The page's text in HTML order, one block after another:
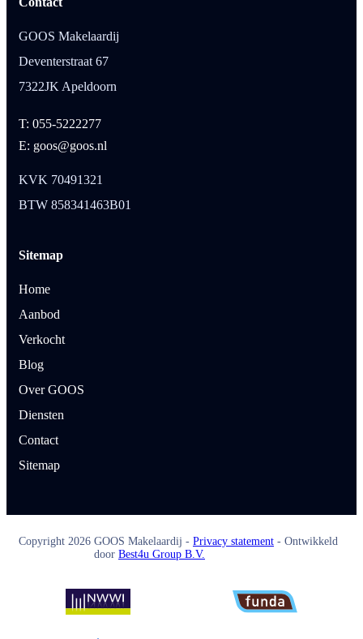
GOOS Makelaardij
Deventerstraat 67
7322JK Apeldoorn
T: 055-5222277
E: goos@goos.nl
KVK 70491321
BTW 858341463B01
Sitemap
Home
Aanbod
Verkocht
Blog
Over GOOS
Diensten
Contact
Sitemap
Copyright 2026 GOOS Makelaardij - Privacy statement - Ontwikkeld
door Best4u Group B.V.